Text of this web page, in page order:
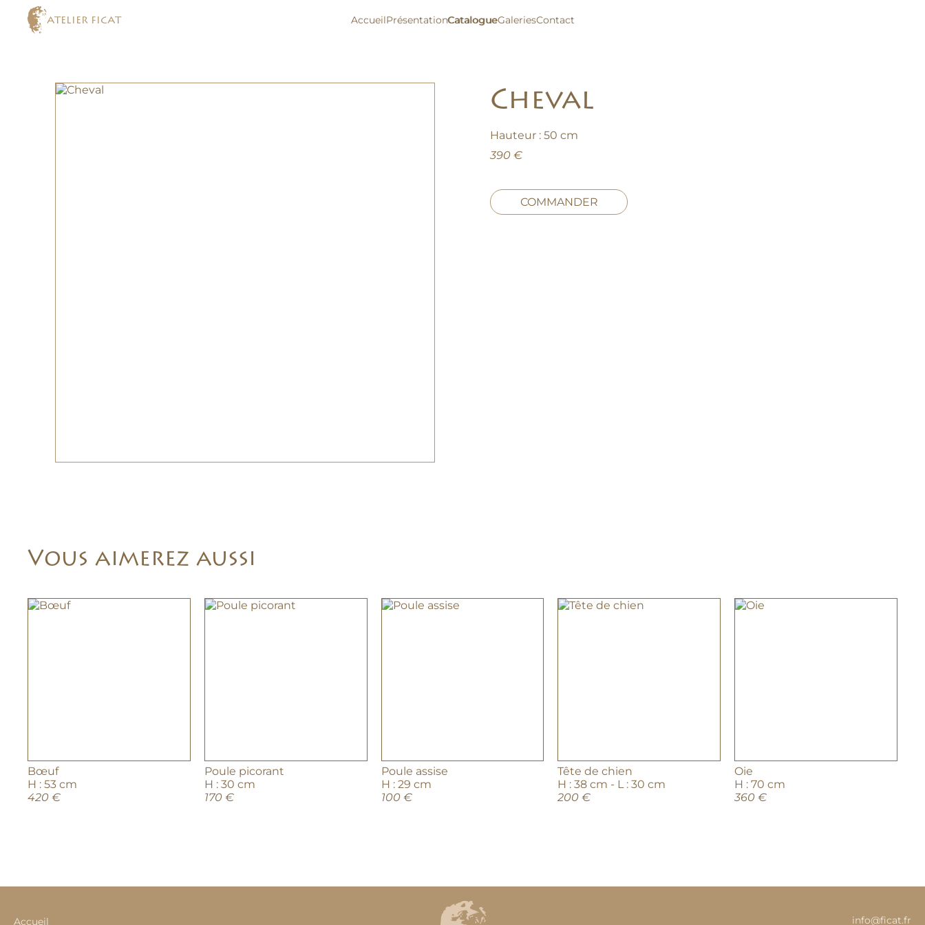
ATELIER FICAT AccueilPrésentationCatalogue
CatalogueGaleriesContact
Cheval
Hauteur : 50 cm
390 €
COMMANDER
Vous aimerez aussi
Bœuf
H : 53 cm
420 €
Poule picorant
H : 30 cm
170 €
Poule assise
H : 29 cm
100 €
Tête de chien
H : 38 cm - L : 30 cm
200 €
Oie
H : 70 cm
360 €
Accueil info@ficat.fr